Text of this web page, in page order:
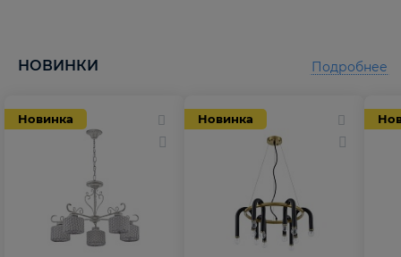
НОВИНКИ
Новинка Новинка
Подробнее